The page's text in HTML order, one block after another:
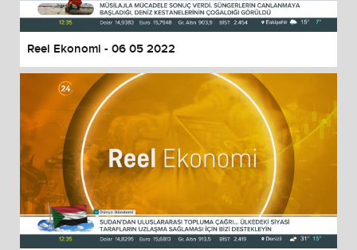
Reel Ekonomi - 06 05 2022